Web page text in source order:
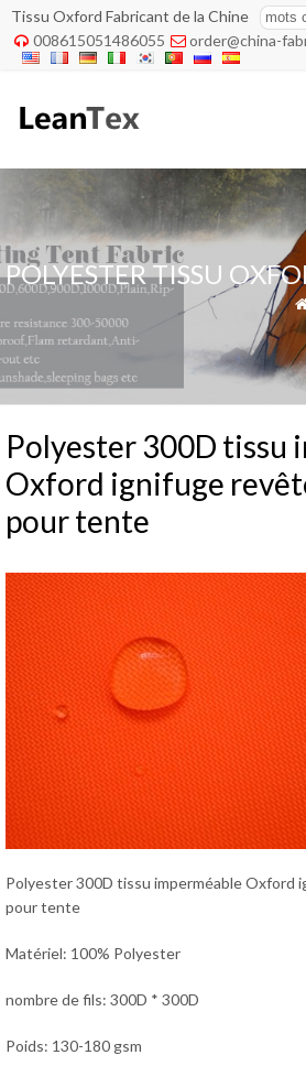
Tissu Oxford Fabricant de la Chine
 008615051486055  order@china-
POLYESTER TISSU
Polyester 300D tissu
Oxford ignifuge
pour tente
Polyester 300D tissu imperméable Oxford
pour tente
Matériel: 100% Polyester
nombre de fils: 300D * 300D
Poids: 130-180 gsm